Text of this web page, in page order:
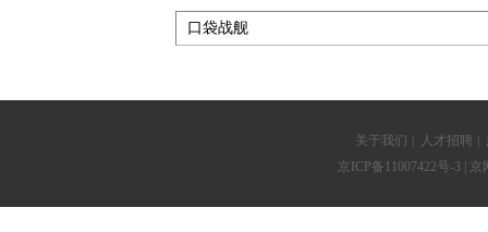
关于我们 人才招聘
京ICP备11007422号-3| 京